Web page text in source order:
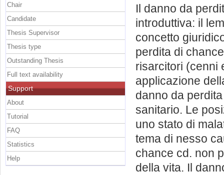
Il danno da
introduttiva: il
concetto
perdita di
risarcitori (cenni
applicazione
danno da
sanitario. Le
uno stato di
tema di nesso
chance cd. non
della vita. Il
Chair
Candidate
Thesis Supervisor
Thesis type
Outstanding Thesis
Full text availability
Support
About
Tutorial
FAQ
Statistics
Help